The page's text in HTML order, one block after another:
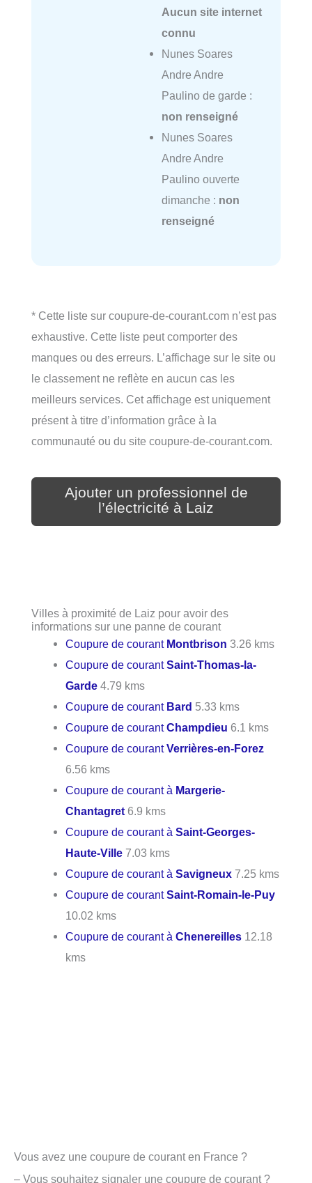
Aucun site internet
connu
Nunes Soares
Andre Andre
Paulino de garde :
non renseigné
Nunes Soares
Andre Andre
Paulino ouverte
dimanche : non
renseigné
* Cette liste sur coupure-de-courant.com n’est pas
exhaustive. Cette liste peut comporter des
manques ou des erreurs. L’affichage sur le site ou
le classement ne reflète en aucun cas les
meilleurs services. Cet affichage est uniquement
présent à titre d’information grâce à la
communauté ou du site coupure-de-courant.com.
Ajouter un professionnel de
l’électricité à Laiz
Villes à proximité de Laiz pour avoir des
informations sur une panne de courant
Coupure de courant Montbrison 3.26 kms
Coupure de courantSaint-Thomas-la-
Garde 4.79 kms
Coupure de courant Bard 5.33 kms
Coupure de courantChampdieu 6.1 kms
Coupure de courantVerrières-en-Forez
6.56 kms
Coupure de courant à Margerie-
Chantagret 6.9 kms
Coupure de courant àSaint-Georges-
Haute-Ville 7.03 kms
Coupure de courant àSavigneux 7.25 kms
Coupure de courantSaint-Romain-le-Puy
10.02 kms
Coupure de courant àChenereilles 12.18
kms
Vous avez une coupure de courant en France ?
– Vous souhaitez signaler une coupure de courant ?